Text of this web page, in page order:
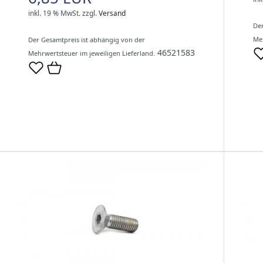
inkl. 19 % MwSt.zzgl.Versand
Der Gesamtpreis ist abhängig von der
Mehrwertsteuer im jeweiligen Lieferland. 46521583